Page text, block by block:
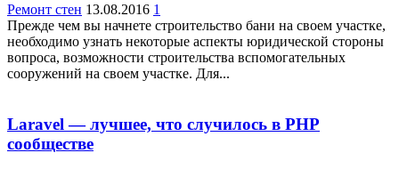
Ремонт стен 13.08.2016 1
Прежде чем вы начнете строительство бани на своем участке,
необходимо узнать некоторые аспекты юридической стороны
вопроса, возможности строительства вспомогательных
сооружений на своем участке. Для...
Laravel — лучшее, что случилось в PHP
сообществе